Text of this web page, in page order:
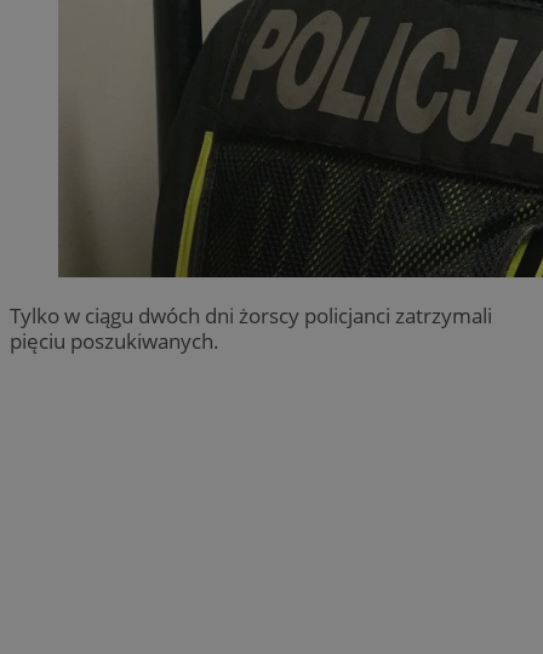
Tylko w ciągu dwóch dni żorscy policjanci zatrzymali
pięciu poszukiwanych.